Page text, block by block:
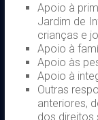
Apoio à
Jardim de
crianças e
Apoio à
Apoio às
Apoio à
Outras
anteriores,
dos direitos